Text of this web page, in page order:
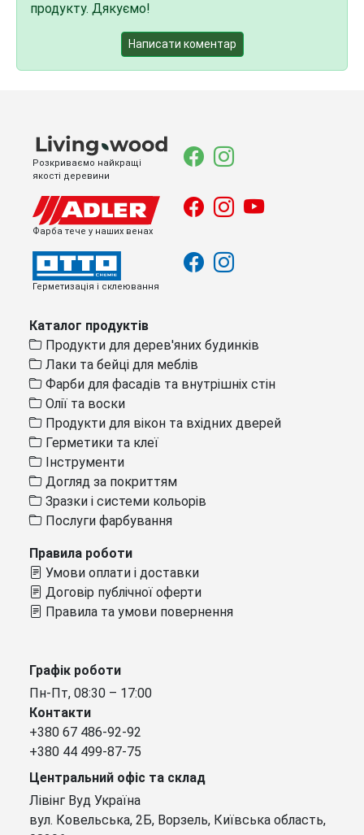
продукту. Дякуємо!
Написати коментар
Розкриваємо найкращі
якості деревини
Фарба тече у наших венах
Герметизація і склеювання
Каталог продуктів
Продукти для дерев'яних будинків
Лаки та бейці для меблів
Фарби для фасадів та внутрішніх стін
Олії та воски
Продукти для вікон та вхідних дверей
Герметики та клеї
Інструменти
Догляд за покриттям
Зразки і системи кольорів
Послуги фарбування
Правила роботи
Умови оплати і доставки
Договір публічної оферти
Правила та умови повернення
Графік роботи
Пн-Пт, 08:30 – 17:00
Контакти
+380 67 486-92-92
+380 44 499-87-75
Центральний офіс та склад
Лівінг Вуд Україна
вул. Ковельська, 2Б, Ворзель, Київська область,